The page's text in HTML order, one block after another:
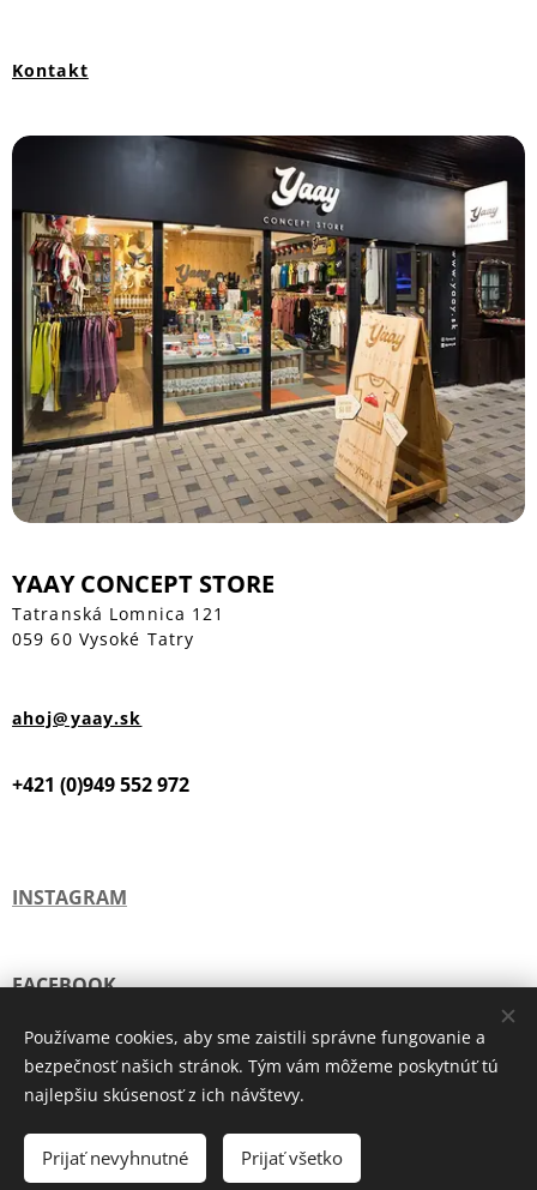
Kontakt
YAAY CONCEPT STORE
Tatranská Lomnica 121
059 60 Vysoké Tatry
ahoj@yaay.sk
+421 (0)949 552 972
INSTAGRAM
FACEBOOK
TIK TOK
Copyright © 2026 YAAY CONCEPT STORE
Používame cookies, aby sme zaistili správne fungovanie a
bezpečnosť našich stránok. Tým vám môžeme poskytnúť tú
najlepšiu skúsenosť z ich návštevy.
Prijať nevyhnutné Prijať všetko